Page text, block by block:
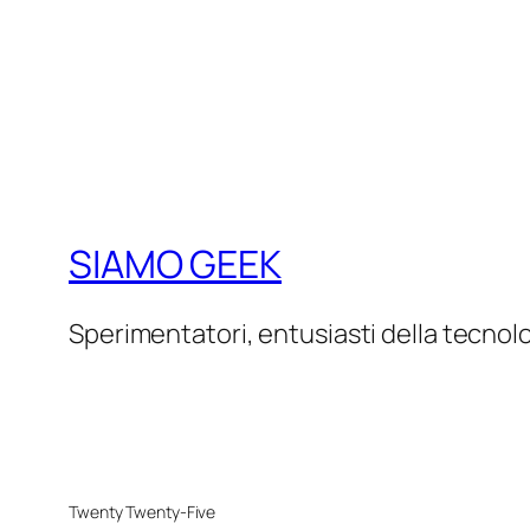
SIAMO GEEK
Sperimentatori, entusiasti della
Twenty Twenty-Five